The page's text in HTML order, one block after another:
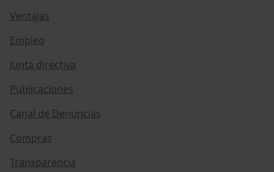
Ventajas
Empleo
Junta directiva
Publicaciones
Canal de Denuncias
Compras
Transparencia